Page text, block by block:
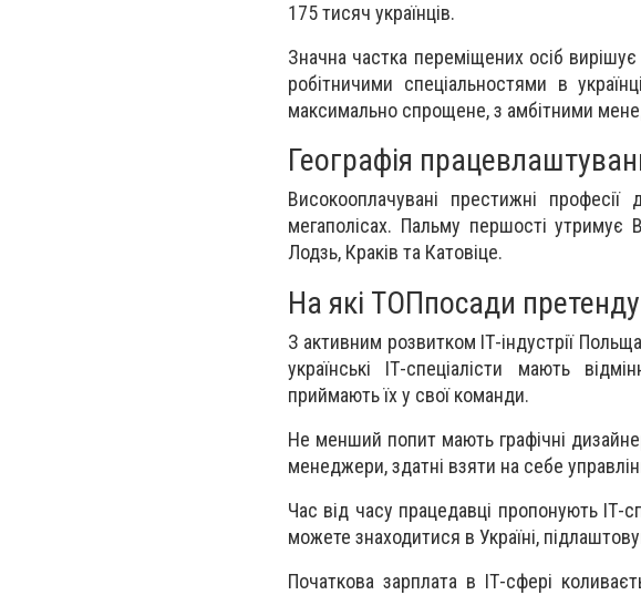
175 тисяч українців.
Значна частка переміщених осіб
робітничими спеціальностями в
максимально спрощене, з амбітними
Географія
Високооплачувані престижні
мегаполісах. Пальму першості
Лодзь, Краків та Катовіце.
На які ТОПпосади
З активним розвитком ІТ-індустрії
українські ІТ-спеціалісти мають
приймають їх у свої команди.
Не менший попит мають графічні
менеджери, здатні взяти на себе
Час від часу працедавці пропонують ІТ-
можете знаходитися в Україні,
Початкова зарплата в ІТ-сфері